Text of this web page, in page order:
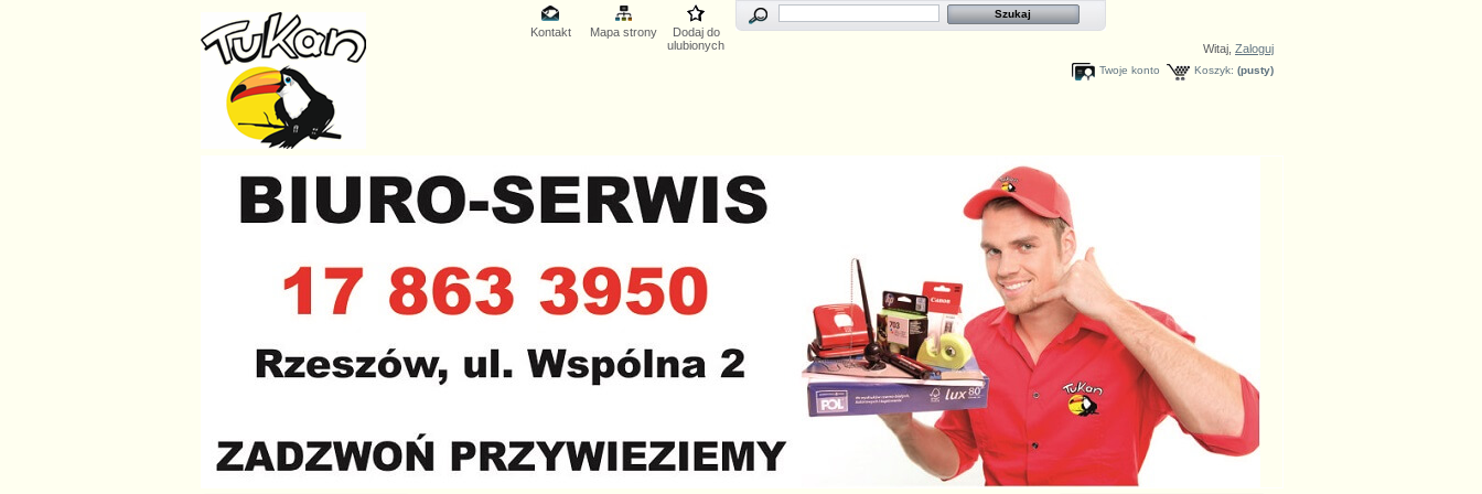
Kontakt Mapa strony
Dodaj do
ulubionych
Witaj,Zaloguj
Koszyk: (pusty)
Twoje konto